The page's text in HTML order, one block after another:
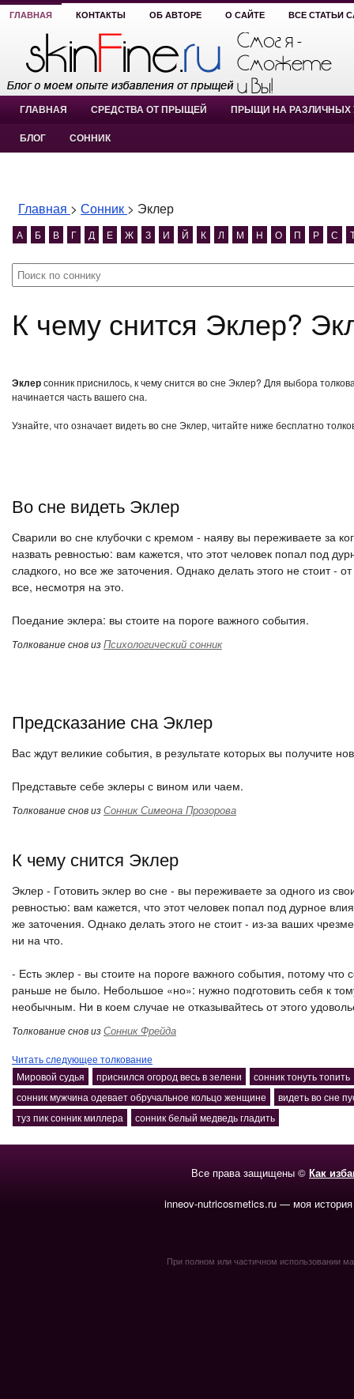
ГЛАВНАЯ КОНТАКТЫ ОБ АВТОРЕ О САЙТЕ ВСЕ СТАТЬИ
ГЛАВНАЯ СРЕДСТВА ОТ ПРЫЩЕЙ ПРЫЩИ НА РАЗЛИЧНЫХ
БЛОГ СОННИК
Главная > Сонник > Эклер
А Б В Г Д Е Ж З И Й К Л М Н О П Р С
К чему снится Эклер?
Эклерсонник приснилось, к чему снится во сне Эклер? Для выбора
начинается часть вашего сна.
Узнайте, что означает видеть во сне Эклер, читайте ниже бесплатно
Во сне видеть Эклер
Сварили во сне клубочки с кремом - наяву вы переживаете за
назвать ревностью: вам кажется, что этот человек попал под
сладкого, но все же заточения. Однако делать этого не стоит -
все, несмотря на это.
Поедание эклера: вы стоите на пороге важного события.
Толкование снов изПсихологический сонник
Предсказание сна Эклер
Вас ждут великие события, в результате которых вы получите
Представьте себе эклеры с вином или чаем.
Толкование снов изСонник Симеона Прозорова
К чему снится Эклер
Эклер - Готовить эклер во сне - вы переживаете за одного из
ревностью: вам кажется, что этот человек попал под дурное
же заточения. Однако делать этого не стоит - из-за ваших
ни на что.
- Есть эклер - вы стоите на пороге важного события, потому
раньше не было. Небольшое «но»: нужно подготовить себя к
необычным. Ни в коем случае не отказывайтесь от этого
Толкование снов изСонник Фрейда
Читать следующее толкование
Мировой судья
приснился огород весь в зелени
сонник тонуть топить
сонник мужчина одевает обручальное кольцо женщине
видеть во сне
туз пик сонник миллера
сонник белый медведь гладить
Все права защищены © Как
inneov-nutricosmetics.ru — моя
При полном или частичном использовании